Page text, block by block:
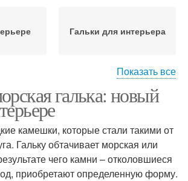
Гальки для интерьера
Галька для создания
Ландшафтная галька
Показать все
галька: новый
камешки, которые стали такими от
Гальку обтачивает морская или
чего камни – отколовшиеся
приобретают определенную форму.